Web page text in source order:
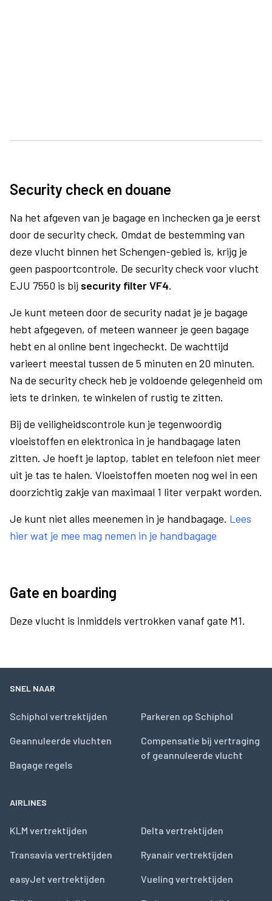
Security check en douane
Na het afgeven van je bagage en inchecken ga je eerst
door de security check. Omdat de bestemming van
deze vlucht binnen het Schengen-gebied is, krijg je
geen paspoortcontrole. De security check voor vlucht
EJU 7550 is bij security filter VF4.
Je kunt meteen door de security nadat je je bagage
hebt afgegeven, of meteen wanneer je geen bagage
hebt en al online bent ingecheckt. De wachttijd
varieert meestal tussen de 5 minuten en 20 minuten.
Na de security check heb je voldoende gelegenheid om
iets te drinken, te winkelen of rustig te zitten.
Bij de veiligheidscontrole kun je tegenwoordig
vloeistoffen en elektronica in je handbagage laten
zitten. Je hoeft je laptop, tablet en telefoon niet meer
uit je tas te halen. Vloeistoffen moeten nog wel in een
doorzichtig zakje van maximaal 1 liter verpakt worden.
Je kunt niet alles meenemen in je handbagage. Lees
hier wat je mee mag nemen in je handbagage
Gate en boarding
Deze vlucht is inmiddels vertrokken vanaf gate M1.
SNEL NAAR
Schiphol vertrektijden
Geannuleerde vluchten
Bagage regels
Parkeren op Schiphol
Compensatie bij vertraging
of geannuleerde vlucht
AIRLINES
KLM vertrektijden
Transavia vertrektijden
easyJet vertrektijden
Delta vertrektijden
Ryanair vertrektijden
Vueling vertrektijden